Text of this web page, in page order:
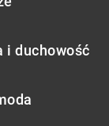
i duchowość